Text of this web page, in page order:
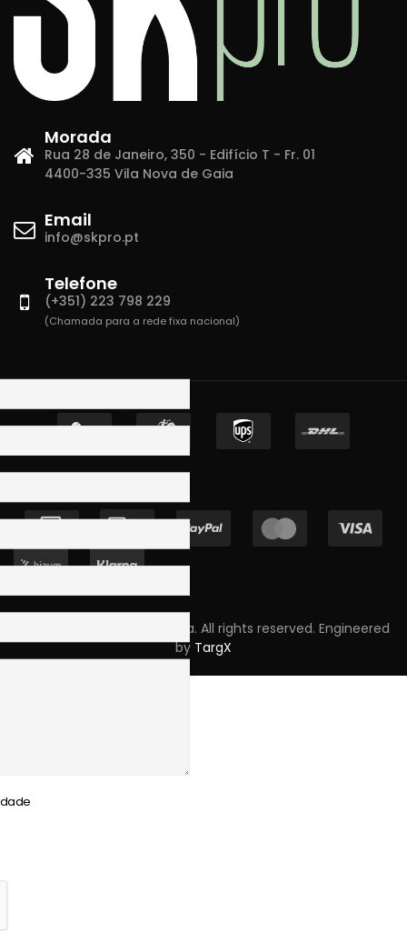
Morada
Rua 28 de Janeiro, 350 - Edifício T - Fr. 01
4400-335 Vila Nova de Gaia
Email
info@skpro.pt
Telefone
(+351) 223 798 229
(Chamada para a rede fixa nacional)
Copyright © 2023 Skpro, Lda. All rights reserved. Engineered
by TargX